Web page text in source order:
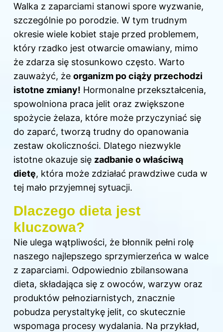
Walka z zaparciami stanowi spore wyzwanie,
szczególnie po porodzie. W tym trudnym
okresie wiele kobiet staje przed problemem,
który rzadko jest otwarcie omawiany, mimo
że zdarza się stosunkowo często. Warto
zauważyć, że organizm po ciąży przechodzi
istotne zmiany! Hormonalne przekształcenia,
spowolniona praca jelit oraz zwiększone
spożycie żelaza, które może przyczyniać się
do zaparć, tworzą trudny do opanowania
zestaw okoliczności. Dlatego niezwykle
istotne okazuje się zadbanie o właściwą
dietę, która może zdziałać prawdziwe cuda w
tej mało przyjemnej sytuacji.
Dlaczego dieta jest
kluczowa?
Nie ulega wątpliwości, że błonnik pełni rolę
naszego najlepszego sprzymierzeńca w walce
z zaparciami. Odpowiednio zbilansowana
dieta, składająca się z owoców, warzyw oraz
produktów pełnoziarnistych, znacznie
pobudza perystaltykę jelit, co skutecznie
wspomaga procesy wydalania. Na przykład,